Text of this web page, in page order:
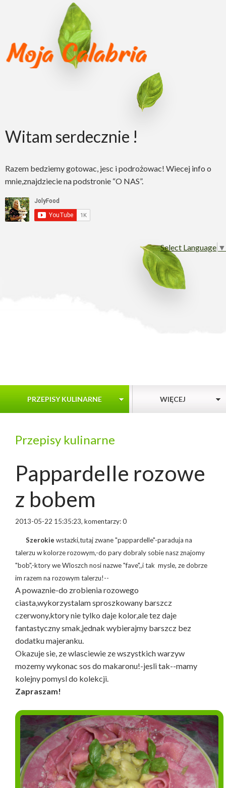
Witam serdecznie !
Razem bedziemy gotowac, jesc i podrożowac! Wiecej info o
mnie,znajdziecie na podstronie “O NAS”.
Select Language ▼
PRZEPISY KULINARNE WIĘCEJ
Przepisy kulinarne
Pappardelle rozowe
z bobem
2013-05-22 15:35:23, komentarzy: 0
Szerokie wstazki,tutaj zwane "pappardelle"-paraduja na
talerzu w kolorze rozowym,-do pary dobraly sobie nasz znajomy
"bob",-ktory we Wloszch nosi nazwe "fave",,i tak mysle, ze dobrze
im razem na rozowym talerzu!--
A powaznie-do zrobienia rozowego
ciasta,wykorzystalam sproszkowany barszcz
czerwony,ktory nie tylko daje kolor,ale tez daje
fantastyczny smak,jednak wybierajmy barszcz bez
dodatku majeranku.
Okazuje sie, ze wlasciewie ze wszystkich warzyw
mozemy wykonac sos do makaronu!-jesli tak--mamy
kolejny pomysl do kolekcji.
Zapraszam!